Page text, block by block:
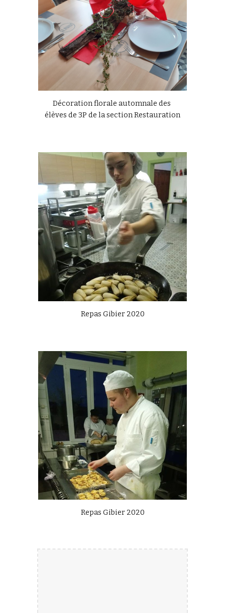
Décoration florale automnale des
élèves de 3P de la section Restauration
Repas Gibier 2020
Repas Gibier 2020